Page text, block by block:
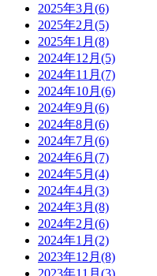
2025年3月(6)
2025年2月(5)
2025年1月(8)
2024年12月(5)
2024年11月(7)
2024年10月(6)
2024年9月(6)
2024年8月(6)
2024年7月(6)
2024年6月(7)
2024年5月(4)
2024年4月(3)
2024年3月(8)
2024年2月(6)
2024年1月(2)
2023年12月(8)
2023年11月(3)